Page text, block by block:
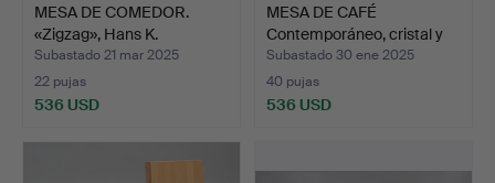
MESA DE COMEDOR.
«Zigzag», Hans K.
Subastado 21 mar 2025
22 pujas
536 USD
MESA DE CAFÉ
Contemporáneo, cristal y
plex…
Subastado 30 ene 2025
40 pujas
536 USD